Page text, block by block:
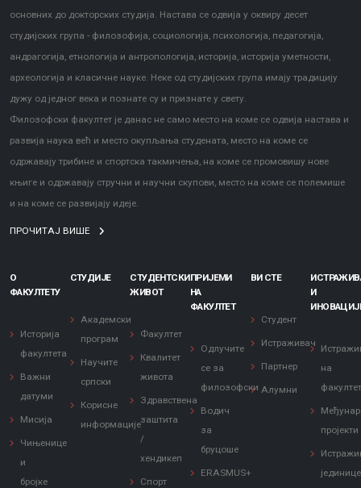
основних до докторских студија. Настава се одвија у оквиру десет
студијских група - филозофија, социологија, психологија, педагогија,
андрагогија, етнологија и антропологија, историја, историја уметности,
археологија и класичне науке. Неке од студијских група имају традицију
дужу од једног века и познате су и признате у свету.
Филозофски факултет је данас не само место на коме се одвија настава и
развија наука већ и место окупљања студената, место на коме се
одржавају трибине и спортска такмичења, на коме се промовишу нове
књиге и одржавају стручни и научни скупови, место на коме се полемише
и на коме се развијају идеје.
ПРОЧИТАЈ ВИШЕ
О
ФАКУЛТЕТУ
Историја
факултета
Важни
датуми
Мисија
Чињенице
и
бројке
СТУДИЈЕ
Академски
програм
Научите
српски
Корисне
информације
СТУДЕНТСКИ
ЖИВОТ
Факултет
Квалитет
живота
Здравствена
заштита
/
хендикеп
Спорт
ПРИЈЕМИ
НА
ФАКУЛТЕТ
Одлучите
се за
филозофски
Водич
за
бруцоше
ERASMUS+
ВИ СТЕ
Студент
Истраживач
Партнер
Алумни
И
на
пројекти
јединице